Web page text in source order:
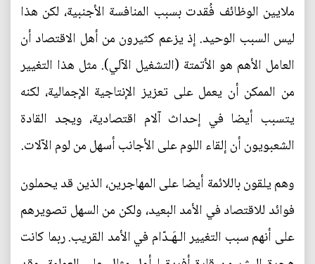
ملايين الوظائف فُقدت بسبب المنافسة الأجنبية، لكن هذا
ليس السبب الوحيد. إذ يزعم كثيرون من أهل الاقتصاد أن
العامل الأهم هو الأتمتة (التشغيل الآلي). مثل هذا التغيير
من الممكن أن يعمل على تعزيز الإنتاجية الإجمالية، لكنه
يتسبب أيضا في إحداث آلام اقتصادية، ويجد القادة
الشعبويون أن إلقاء اللوم على الأجانب أسهل من لوم الآلات.
وهم يلقون باللائمة أيضا على المهاجرين، الذين قد يحملون
فوائد للاقتصاد في الأمد البعيد، ولكن من السهل تصويرهم
على أنهم سبب التغيير الـهَـدّام في الأمد القريب. ربما كانت